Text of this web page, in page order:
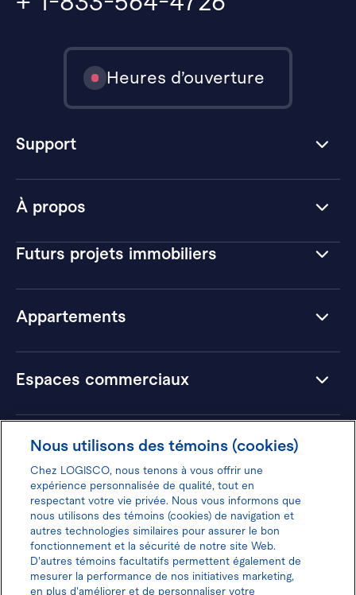
À propos
Futurs projets immobiliers
Appartements
Espaces commerciaux
Hôtels
Heures d’ouverture
Support
Donnez votre avis pour gagner 100$
Nous utilisons des témoins (cookies)
Chez LOGISCO, nous tenons à vous offrir une
expérience personnalisée de qualité, tout en
respectant votre vie privée. Nous vous informons que
nous utilisons des témoins (cookies) de navigation et
autres technologies similaires pour assurer le bon
fonctionnement et la sécurité de notre site Web.
D'autres témoins facultatifs permettent également de
mesurer la performance de nos initiatives marketing,
en plus d'améliorer et de personnaliser votre